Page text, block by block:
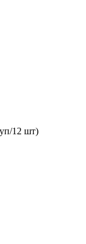
12 шт)